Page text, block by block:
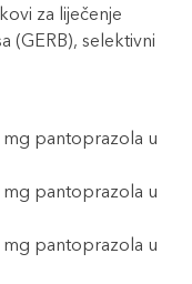
za liječenje
(GERB), selektivni
mg pantoprazola u
pantoprazola u
mg pantoprazola u